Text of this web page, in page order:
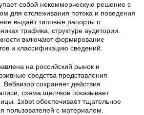
собой некоммерческую решение с
для отслеживания потока и поведения
выдаёт типовые рапорты о
трафика, структуре аудитории.
включают формирование
и классификацию сведений.
на российский рынок и
средства представления
Вебвизор сохраняет действия
схема щелчков показывает
1xbet обеспечивает тщательное
пользователей с материалом.